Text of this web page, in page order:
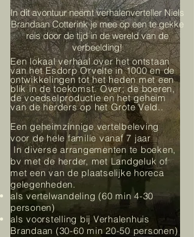
In dit avontuur neemt verhalenverteller Niels
Brandaan Cotterink je mee op een te gekke
reis door de tijd in de wereld van de
verbeelding!
Een lokaal verhaal over het ontstaan
van het Esdorp Orvelte in 1000 en de
ontwikkelingen tot het heden met een
blik in de toekomst. Over; de boeren,
de voedselproductie en het geheim
van de herders op het Grote Veld..
Een geheimzinnige vertelbeleving
voor de hele familie vanaf 7 jaar
In diverse arrangementen te boeken,
bv met de herder, met Landgeluk of
met een van de plaatselijke horeca
gelegenheden.
als vertelwandeling (60 min 4-30
personen)
als voorstelling bij Verhalenhuis
Brandaan (30-60 min 20-50 personen)